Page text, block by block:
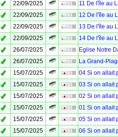
✓ 22/09/2025
11 De l'île au
✓ 22/09/2025
12 De l'île au
✓ 22/09/2025
13 De l'île au
✓ 22/09/2025
14 De l'île au
✓ 26/07/2025
Eglise Notre
✓ 26/07/2025
La Grand-
✓ 15/07/2025
04 Si on allait
✓ 15/07/2025
03 Si on allait
✓ 15/07/2025
02 Si on allait
✓ 15/07/2025
01 Si on allait
✓ 15/07/2025
05 Si on allait
✓ 15/07/2025
06 Si on allait